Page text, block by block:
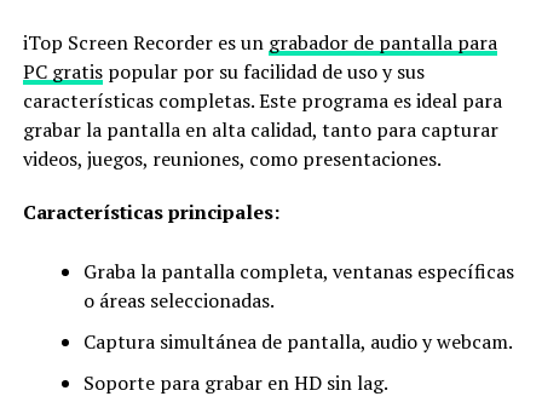
iTop Screen Recorder es un grabador de pantalla para
PC gratispopular por su facilidad de uso y sus
características completas. Este programa es ideal para
grabar la pantalla en alta calidad, tanto para capturar
videos, juegos, reuniones, como presentaciones.
Características principales:
Graba la pantalla completa, ventanas específicas
o áreas seleccionadas.
Captura simultánea de pantalla, audio y webcam.
Soporte para grabar en HD sin lag.